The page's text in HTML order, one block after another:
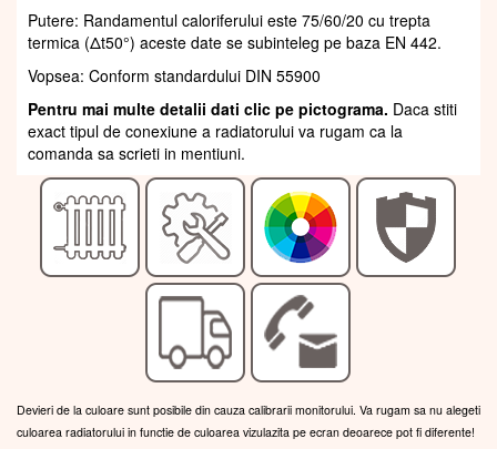
Putere: Randamentul caloriferului este 75/60/20 cu trepta
termica (Δt50°) aceste date se subinteleg pe baza EN 442.
Vopsea: Conform standardului DIN 55900
Pentru mai multe detalii dati clic pe pictograma. Daca stiti
exact tipul de conexiune a radiatorului va rugam ca la
comanda sa scrieti in mentiuni.
Devieri de la culoare sunt posibile din cauza calibrarii monitorului. Va rugam sa nu alegeti
culoarea radiatorului in functie de culoarea vizulazita pe ecran deoarece pot fi diferente!